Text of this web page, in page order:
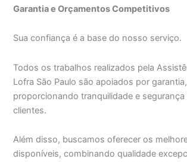
Garantia e Orçamentos Competitivos
Sua confiança é a base do nosso serviço.
Todos os trabalhos realizados pela
Lofra São Paulo são apoiados por garantia,
proporcionando tranquilidade e
clientes.
Além disso, buscamos oferecer os
disponíveis, combinando qualidade